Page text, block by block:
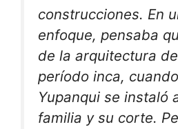
construcciones. En
enfoque, pensaba
de la arquitectura
período inca,
Yupanqui se instaló
familia y su corte.